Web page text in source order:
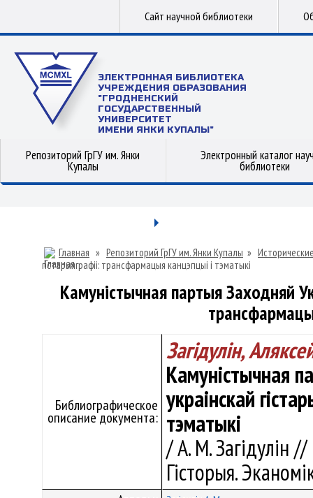
Сайт научной библиотеки
ЭЛЕКТРОННАЯ БИБЛИОТЕКА
УЧРЕЖДЕНИЯ ОБРАЗОВАНИЯ
"ГРОДНЕНСКИЙ
ГОСУДАРСТВЕННЫЙ
УНИВЕРСИТЕТ
ИМЕНИ ЯНКИ КУПАЛЫ"
Репозиторий ГрГУ им. Янки
Купалы
Электронный каталог
библиотеки
Главная » Репозиторий ГрГУ им. Янки Купалы »
гістарыяграфіі: трансфармацыя канцэпцыі i тэматыкі
Камуністычная партыя Заходняй
Библиографическое
описание документа:
Загідулін,
Камуністычная
украінскай
тэматыкі
/ А. М. Загідулін //
Гісторыя.